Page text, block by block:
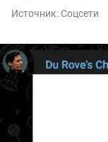
Источник: Соцсети